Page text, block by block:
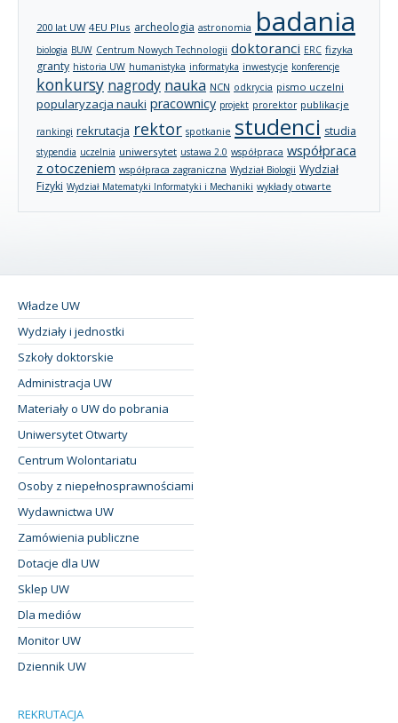
200 lat UW 4EU Plus archeologia astronomia badania
biologia BUW Centrum Nowych Technologii doktoranci ERC fizyka
granty historia UW humanistyka informatyka inwestycje konferencje
konkursy nagrody nauka NCN odkrycia pismo uczelni
popularyzacja nauki pracownicy projekt prorektor publikacje
rankingi rekrutacja rektor spotkanie studenci studia
stypendia uczelnia uniwersytet ustawa 2.0 współpraca współpraca
z otoczeniem współpraca zagraniczna Wydział Biologii Wydział
Fizyki Wydział Matematyki Informatyki i Mechaniki wykłady otwarte
Władze UW
Wydziały i jednostki
Szkoły doktorskie
Administracja UW
Materiały o UW do pobrania
Uniwersytet Otwarty
Centrum Wolontariatu
Osoby z niepełnosprawnościami
Wydawnictwa UW
Zamówienia publiczne
Dotacje dla UW
Sklep UW
Dla mediów
Monitor UW
Dziennik UW
REKRUTACJA